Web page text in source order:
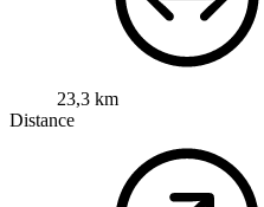
23,3 km
Distance